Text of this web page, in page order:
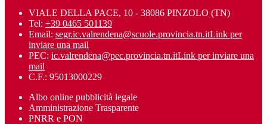
VIALE DELLA PACE, 10 - 38086 PINZOLO (TN)
Tel: +39 0465 501139
Email: segr.ic.valrendena@scuole.provincia.tn.itLink per
inviare una mail
PEC: ic.valrendena@pec.provincia.tn.itLink per inviare una
mail
C.F.: 95013000229
Albo online pubblicità legale
Amministrazione Trasparente
PNRR e PON